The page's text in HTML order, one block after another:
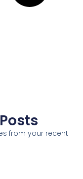
from your recent